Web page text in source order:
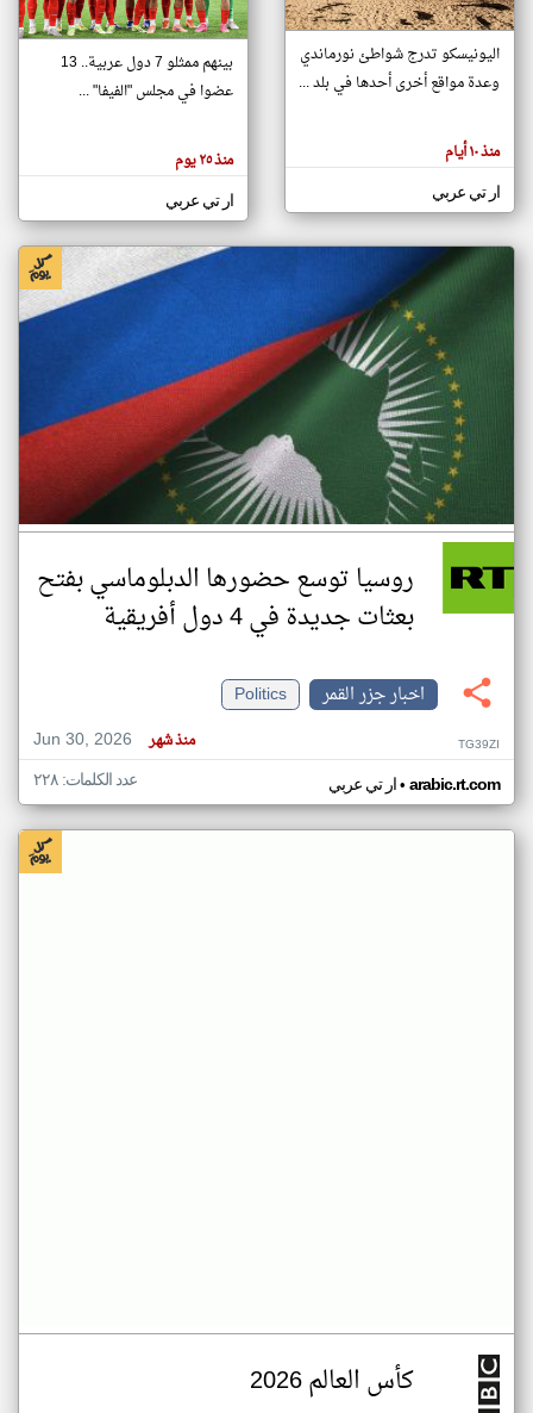
تغيير الدولة
اخبار جزر القمر على مدار الساعة
أهم اخبار جزر القمر العاجلة والمباشرة
هنا عن
وجهة
كاتبيها.
اليونيسكو تدرج شواطئ نورماندي
وعدة مواقع أخرى أحدها في بلد ...
منذ ١٠ أيام
ار تي عربي
بينهم ممثلو 7 دول عربية.. 13
عضوا في مجلس "الفيفا" ...
منذ ٢٥ يوم
ار تي عربي
روسيا توسع حضورها الدبلوماسي بفتح
بعثات جديدة في 4 دول أفريقية
اخبار جزر القمر
Politics
Jun 30, 2026
منذ شهر TG39ZI
ار تي عربي• arabic.rt.com عدد الكلمات: ٢٢٨
كأس العالم 2026
klyoum.com